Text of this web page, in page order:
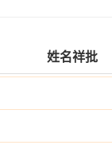
姓名祥批